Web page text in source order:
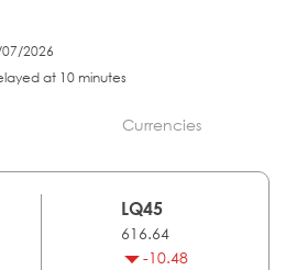
2026
at 10 minutes
Currencies
LQ45
616.64
-10.48